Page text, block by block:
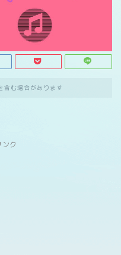
含む場合があります
ンク